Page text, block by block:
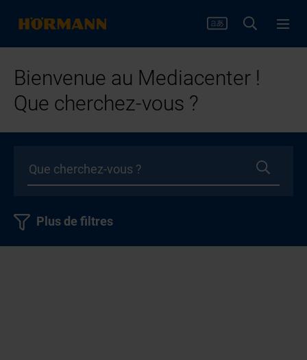
Bienvenue au Mediacenter !
Que cherchez-vous ?
Plus de filtres